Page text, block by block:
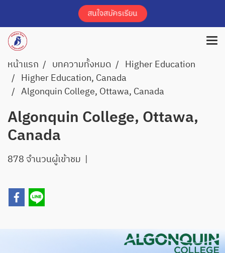
หน้าแรก บทความทั้งหมด
Higher Education
Higher Education, Canada
Algonquin College, Ottawa, Canada
Algonquin College, Ottawa,
Canada
878 จำนวนผู้เข้าชม |